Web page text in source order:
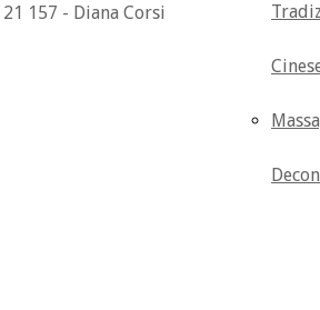
157 - Diana Corsi